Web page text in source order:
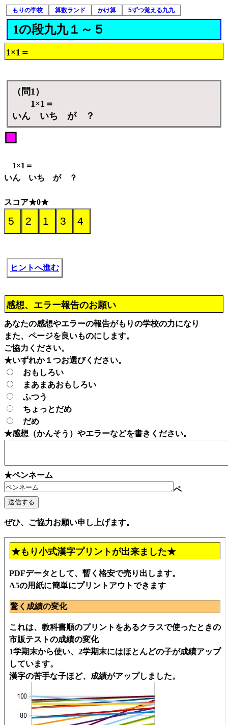
もりの学校 算数ランド かけ算 5ずつ覚える九九
1の段九九１～５
1×1＝
（問1）
1×1＝
いん いち が ？
1×1＝
いん いち が ？
スコア★0★
ヒントへ進む
感想、エラー報告のお願い
あなたの感想やエラーの報告がもりの学校の力になり
また、ページを良いものにします。
ご協力ください。
★いずれか１つお選びください。
おもしろい
まあまあおもしろい
ふつう
ちょっとだめ
だめ
★感想（かんそう）やエラーなどを書きください。
★ペンネーム
ペ
ぜひ、ご協力お願い申し上げます。